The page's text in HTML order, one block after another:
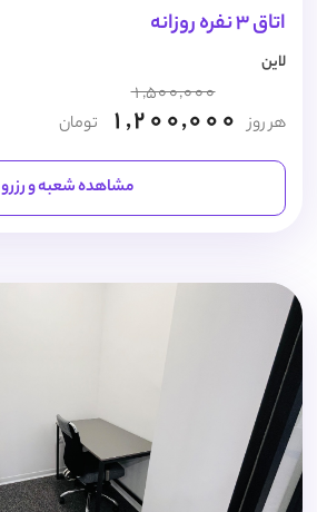
اتاق 3 نفره روزانه
لاین
هر روز
1,500,000
1,200,000 تومان
مشاهده شعبه و رزرو